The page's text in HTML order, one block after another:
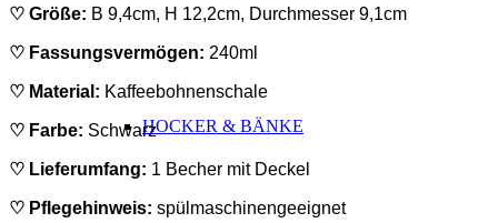
HOCKER & BÄNKE
♡ Größe: B 9,4cm, H 12,2cm, Durchmesser 9,1cm
♡ Fassungsvermögen: 240ml
♡ Material: Kaffeebohnenschale
♡ Farbe: Schwarz
♡ Lieferumfang: 1 Becher mit Deckel
♡ Pflegehinweis: spülmaschinengeeignet